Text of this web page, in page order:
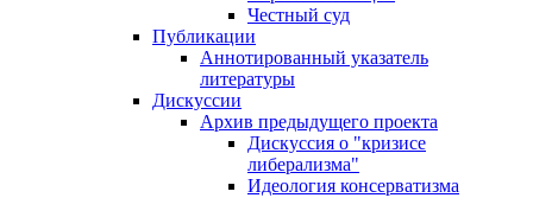
Честный суд
Публикации
Аннотированный указатель
литературы
Дискуссии
Архив предыдущего проекта
Дискуссия о "кризисе
либерализма"
Идеология консерватизма